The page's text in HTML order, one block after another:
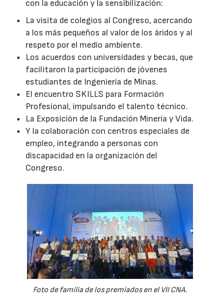
con la educación y la sensibilización:
La visita de colegios al Congreso, acercando
a los más pequeños al valor de los áridos y al
respeto por el medio ambiente.
Los acuerdos con universidades y becas, que
facilitaron la participación de jóvenes
estudiantes de Ingeniería de Minas.
El encuentro SKILLS para Formación
Profesional, impulsando el talento técnico.
La Exposición de la Fundación Minería y Vida.
Y la colaboración con centros especiales de
empleo, integrando a personas con
discapacidad en la organización del
Congreso.
Foto de familia de los premiados en el VII CNA.